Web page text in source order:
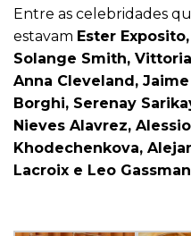
Entre as celebridades
estavam Ester
Solange Smith,
Anna Cleveland,
Borghi, Serenay
Nieves Alavrez,
Khodechenkova,
Lacroix e Leo